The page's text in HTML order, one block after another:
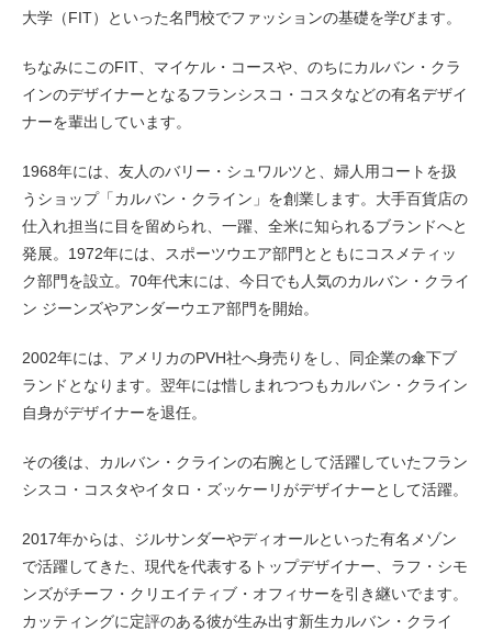
大学（FIT）といった名門校でファッションの基礎を学びます。
ちなみにこのFIT、マイケル・コースや、のちにカルバン・クラ
インのデザイナーとなるフランシスコ・コスタなどの有名デザイ
ナーを輩出しています。
1968年には、友人のバリー・シュワルツと、婦人用コートを扱
うショップ「カルバン・クライン」を創業します。大手百貨店の
仕入れ担当に目を留められ、一躍、全米に知られるブランドへと
発展。1972年には、スポーツウエア部門とともにコスメティッ
ク部門を設立。70年代末には、今日でも人気のカルバン・クライ
ン ジーンズやアンダーウエア部門を開始。
2002年には、アメリカのPVH社へ身売りをし、同企業の傘下ブ
ランドとなります。翌年には惜しまれつつもカルバン・クライン
自身がデザイナーを退任。
その後は、カルバン・クラインの右腕として活躍していたフラン
シスコ・コスタやイタロ・ズッケーリがデザイナーとして活躍。
2017年からは、ジルサンダーやディオールといった有名メゾン
で活躍してきた、現代を代表するトップデザイナー、ラフ・シモ
ンズがチーフ・クリエイティブ・オフィサーを引き継いでます。
カッティングに定評のある彼が生み出す新生カルバン・クライ